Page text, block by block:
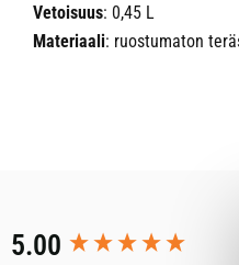
Vetoisuus: 0,45 L
Materiaali: ruostumaton
5.00
New content loaded